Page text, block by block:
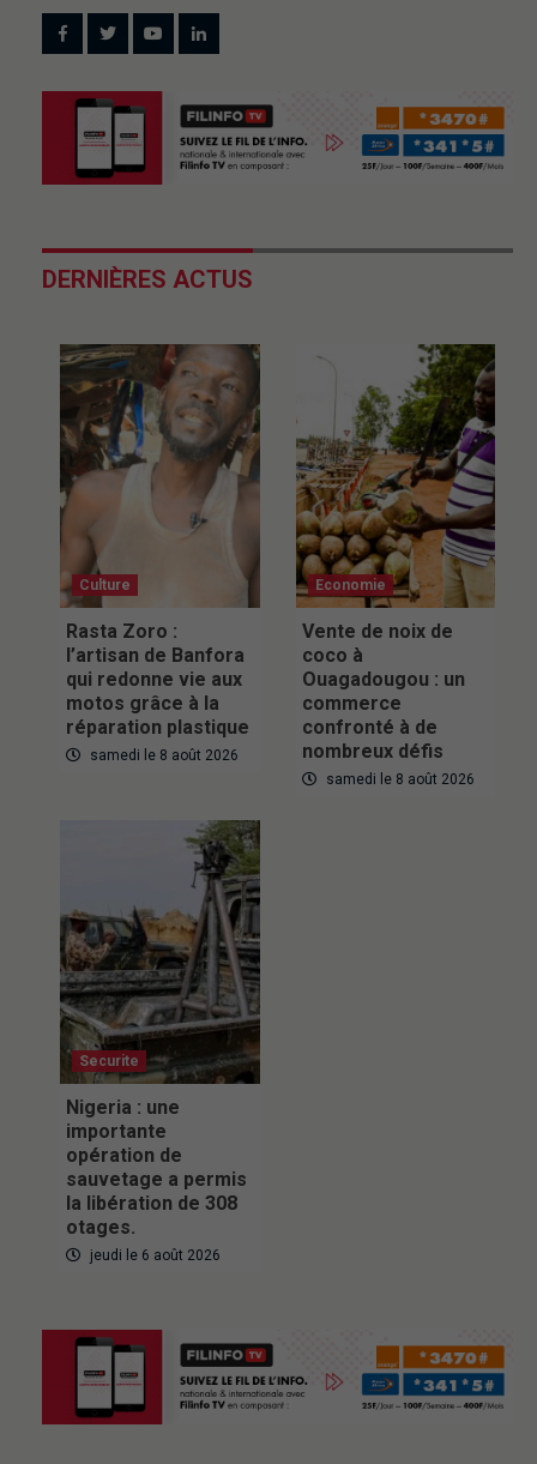
DERNIÈRES ACTUS
Culture
Rasta Zoro :
l’artisan de Banfora
qui redonne vie aux
motos grâce à la
réparation plastique
samedi le 8 août 2026
Economie
Vente de noix de
coco à
Ouagadougou : un
commerce
confronté à de
nombreux défis
samedi le 8 août 2026
Securite
Nigeria : une
importante
opération de
sauvetage a permis
la libération de 308
otages.
jeudi le 6 août 2026